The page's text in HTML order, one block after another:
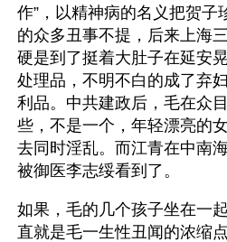
作”，以精神病的名义把贺子
的众多丑事不提，后来上海
硬是到了挺着大肚子在延安
处理品，不明不白的成了弃
利品。中共建政后，毛在众
些，不是一个，年轻漂亮的
去同时淫乱。而江青在中南
被御医李志绥看到了。
如果，毛的几个孩子坐在一
直就是毛一生性丑闻的浓缩点